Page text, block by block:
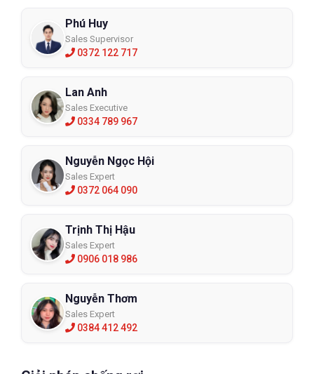
Phú Huy
Sales Supervisor
0372 122 717
Lan Anh
Sales Executive
0334 789 967
Nguyễn Ngọc Hội
Sales Expert
0372 064 090
Trịnh Thị Hậu
Sales Expert
0906 018 986
Nguyễn Thơm
Sales Expert
0384 412 492